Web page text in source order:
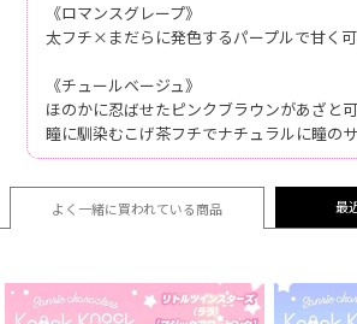
《ロマンスグレープ》
太フチ×まだらに発色するパープルで甘く
《チュールベージュ》
ほのかに忍ばせたピンクブラウンがあざと可
瞳に馴染むこげ茶フチでナチュラルに瞳の
よく一緒に買われている商品 最